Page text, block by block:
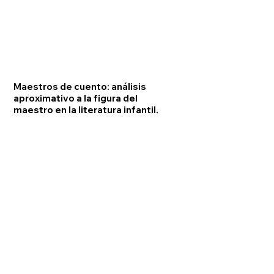
Maestros de cuento: análisis
aproximativo a la figura del
maestro en la literatura infantil.